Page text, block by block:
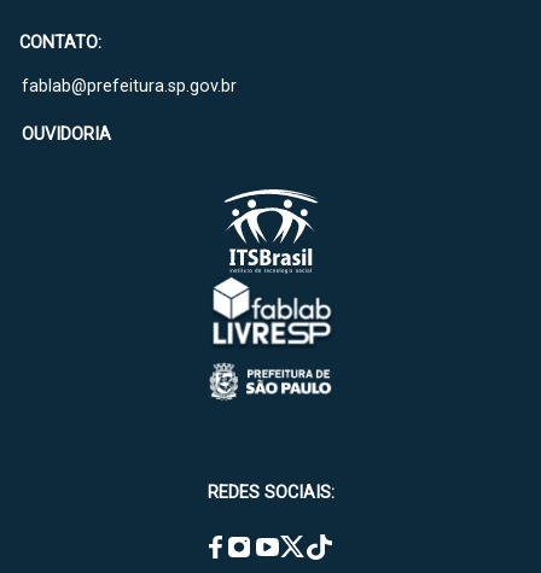
REDES SOCIAIS:
CONTATO:
fablab@prefeitura.sp.gov.br
OUVIDORIA